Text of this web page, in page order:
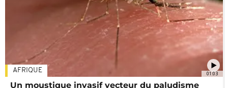
01:03
AFRIQUE
Un moustique invasif vecteur du paludisme